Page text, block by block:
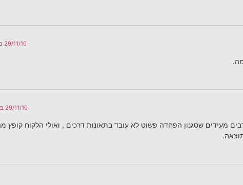
29/11/10 בשעה 13:17
29/11/10 בשעה 17:05
מעידים שסגנון הפחדה פשוט לא עובד בתאונות דרכים , ואולי הלקוח קופץ